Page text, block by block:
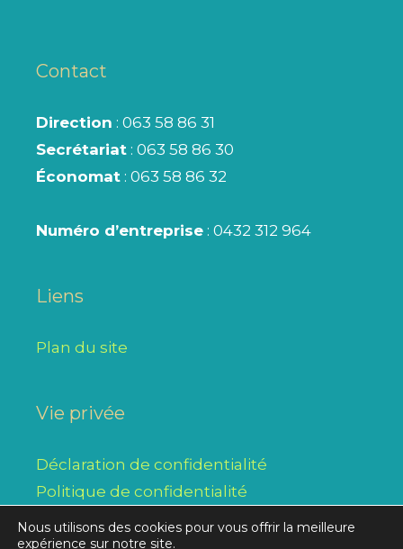
Contact
Direction : 063 58 86 31
Secrétariat : 063 58 86 30
Économat : 063 58 86 32
Numéro d’entreprise : 0432 312 964
Liens
Plan du site
Vie privée
Déclaration de confidentialité
Politique de confidentialité
Nous utilisons des cookies pour vous offrir la meilleure
expérience sur notre site.